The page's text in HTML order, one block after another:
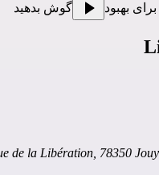
بهبود
گوش بدهید